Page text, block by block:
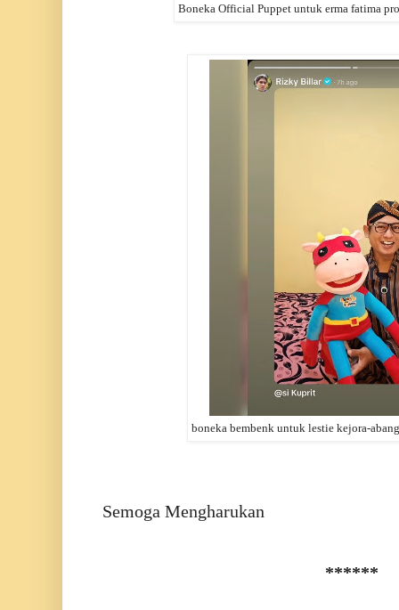
Boneka Official Puppet untuk erma fatima
boneka bembenk untuk lestie kejora-
Semoga Mengharukan
******